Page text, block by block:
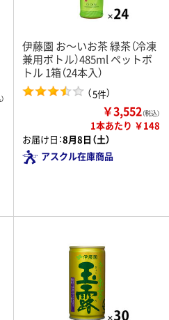
伊藤園 お～いお茶 緑茶（冷凍
兼用ボトル）485ml ペットボ
トル 1箱（24本入）
（5件）
￥3,552（税込）
1本あたり ￥148
お届け日：8月8日（土）
アスクル在庫商品